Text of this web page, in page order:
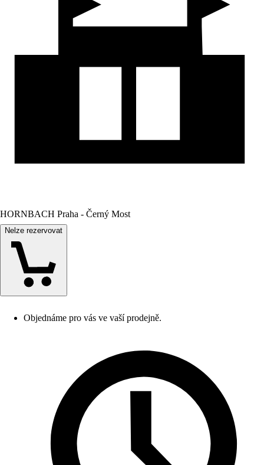
HORNBACH Praha - Černý Most
Nelze rezervovat
Objednáme pro vás ve vaší prodejně.